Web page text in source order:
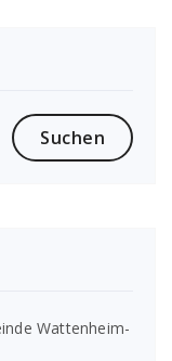
Wattenheim-